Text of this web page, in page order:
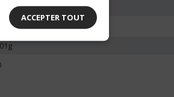
ACCEPTER TOUT